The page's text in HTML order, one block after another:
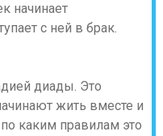
начинает
с ней в брак.
диады. Это
жить вместе и
каким правилам это